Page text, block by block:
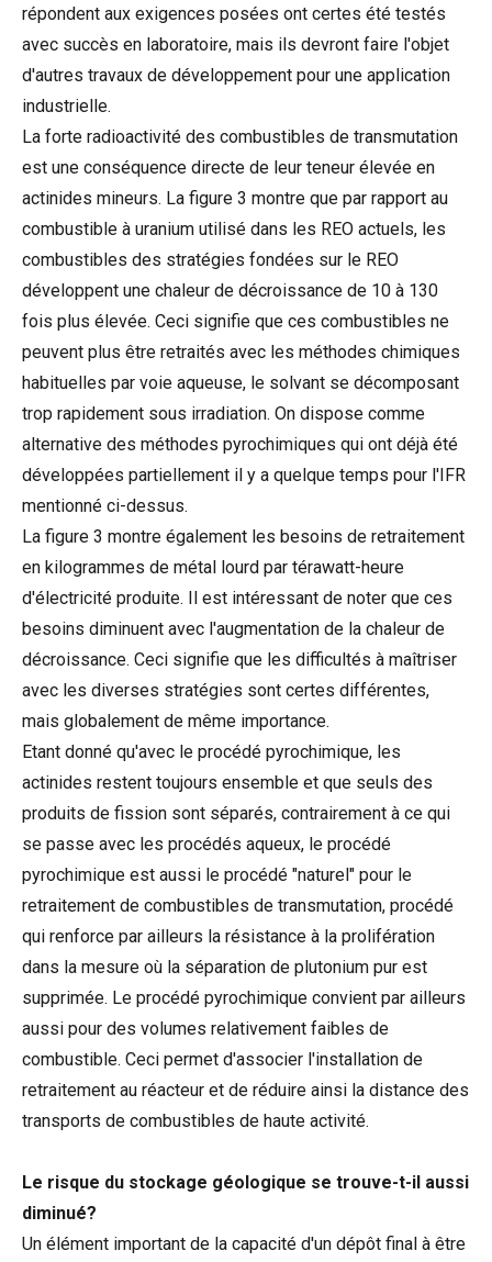
répondent aux exigences posées ont certes été testés
avec succès en laboratoire, mais ils devront faire l'objet
d'autres travaux de développement pour une application
industrielle.
La forte radioactivité des combustibles de transmutation
est une conséquence directe de leur teneur élevée en
actinides mineurs. La figure 3 montre que par rapport au
combustible à uranium utilisé dans les REO actuels, les
combustibles des stratégies fondées sur le REO
développent une chaleur de décroissance de 10 à 130
fois plus élevée. Ceci signifie que ces combustibles ne
peuvent plus être retraités avec les méthodes chimiques
habituelles par voie aqueuse, le solvant se décomposant
trop rapidement sous irradiation. On dispose comme
alternative des méthodes pyrochimiques qui ont déjà été
développées partiellement il y a quelque temps pour l'IFR
mentionné ci-dessus.
La figure 3 montre également les besoins de retraitement
en kilogrammes de métal lourd par térawatt-heure
d'électricité produite. Il est intéressant de noter que ces
besoins diminuent avec l'augmentation de la chaleur de
décroissance. Ceci signifie que les difficultés à maîtriser
avec les diverses stratégies sont certes différentes,
mais globalement de même importance.
Etant donné qu'avec le procédé pyrochimique, les
actinides restent toujours ensemble et que seuls des
produits de fission sont séparés, contrairement à ce qui
se passe avec les procédés aqueux, le procédé
pyrochimique est aussi le procédé "naturel" pour le
retraitement de combustibles de transmutation, procédé
qui renforce par ailleurs la résistance à la prolifération
dans la mesure où la séparation de plutonium pur est
supprimée. Le procédé pyrochimique convient par ailleurs
aussi pour des volumes relativement faibles de
combustible. Ceci permet d'associer l'installation de
retraitement au réacteur et de réduire ainsi la distance des
transports de combustibles de haute activité.
Le risque du stockage géologique se trouve-t-il aussi
diminué?
Un élément important de la capacité d'un dépôt final à être